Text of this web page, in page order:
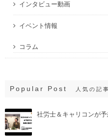
インタビュー動画
イベント情報
コラム
Popular Post 人気の記事
社労士＆キャリコンが